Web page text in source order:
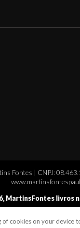
Fontes | CNPJ:
, MartinsFontes livros
cookies on your device